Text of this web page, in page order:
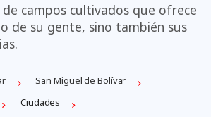
campos cultivados que ofrece
de su gente, sino también sus
San Miguel de Bolívar
Ciudades